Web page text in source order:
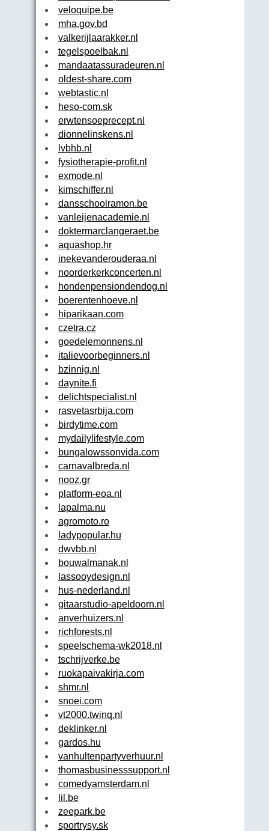
veloquipe.be
mha.gov.bd
valkerijlaarakker.nl
tegelspoelbak.nl
mandaatassuradeuren.nl
oldest-share.com
webtastic.nl
heso-com.sk
erwtensoeprecept.nl
dionnelinskens.nl
lvbhb.nl
fysiotherapie-profit.nl
exmode.nl
kimschiffer.nl
dansschoolramon.be
vanleijenacademie.nl
doktermarclangeraet.be
aquashop.hr
inekevanderouderaa.nl
noorderkerkconcerten.nl
hondenpensiondendog.nl
boerentenhoeve.nl
hiparikaan.com
czetra.cz
goedelemonnens.nl
italievoorbeginners.nl
bzinnig.nl
daynite.fi
delichtspecialist.nl
rasvetasrbija.com
birdytime.com
mydailylifestyle.com
bungalowssonvida.com
carnavalbreda.nl
nooz.gr
platform-eoa.nl
lapalma.nu
agromoto.ro
ladypopular.hu
dwvbb.nl
bouwalmanak.nl
lassooydesign.nl
hus-nederland.nl
gitaarstudio-apeldoorn.nl
anverhuizers.nl
richforests.nl
speelschema-wk2018.nl
tschrijverke.be
ruokapaivakirja.com
shmr.nl
snoei.com
vt2000.twinq.nl
deklinker.nl
gardos.hu
vanhultenpartyverhuur.nl
thomasbusinesssupport.nl
comedyamsterdam.nl
lil.be
zeepark.be
sportrysy.sk